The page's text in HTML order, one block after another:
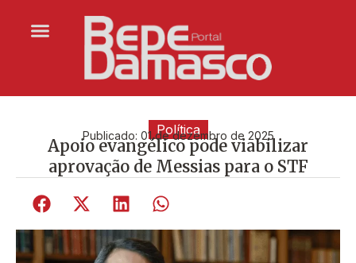
Política
Publicado: 01 de dezembro de 2025
Apoio evangélico pode viabilizar
aprovação de Messias para o STF